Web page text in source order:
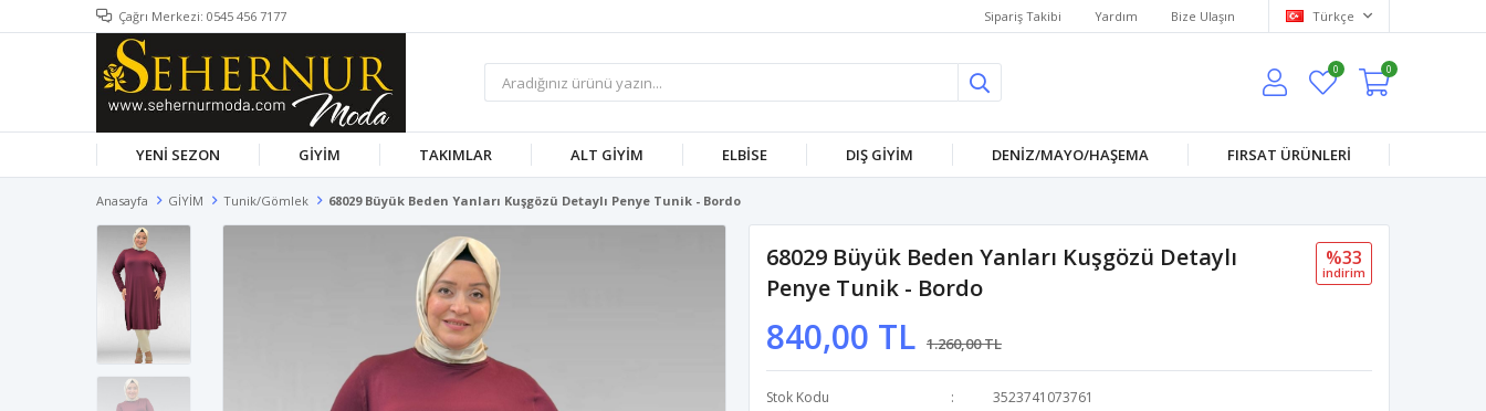
Çağrı Merkezi: 0545 456 7177 Sipariş Takibi Yardım Bize Ulaşın Türkçe
0 0
YENİ SEZON GİYİM TAKIMLAR ALT GİYİM ELBİSE DIŞ GİYİM DENİZ/MAYO/HAŞEMA FIRSAT ÜRÜNLERİ
Anasayfa GİYİM Tunik/Gömlek 68029 Büyük Beden Yanları Kuşgözü Detaylı Penye Tunik - Bordo
68029 Büyük Beden Yanları Kuşgözü Detaylı
Penye Tunik - Bordo
840,00 TL 1.260,00 TL
%33
i̇ndi̇ri̇m
Stok Kodu
3523741073761